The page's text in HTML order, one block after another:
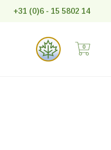
+31 (0)6 - 15 5802 14
0